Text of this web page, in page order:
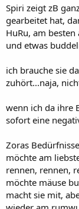
Spiri zeigt zB
gearbeitet hat,
HuRu, am
und etwas
ich brauche sie
zuhört...naja,
wenn ich da ihre
sofort eine
Zoras
möchte am
rennen, rennen,
möchte mäuse
macht sie mit,